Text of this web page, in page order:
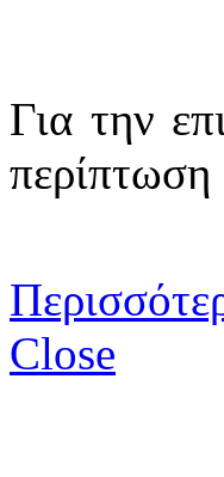
Για την
Close